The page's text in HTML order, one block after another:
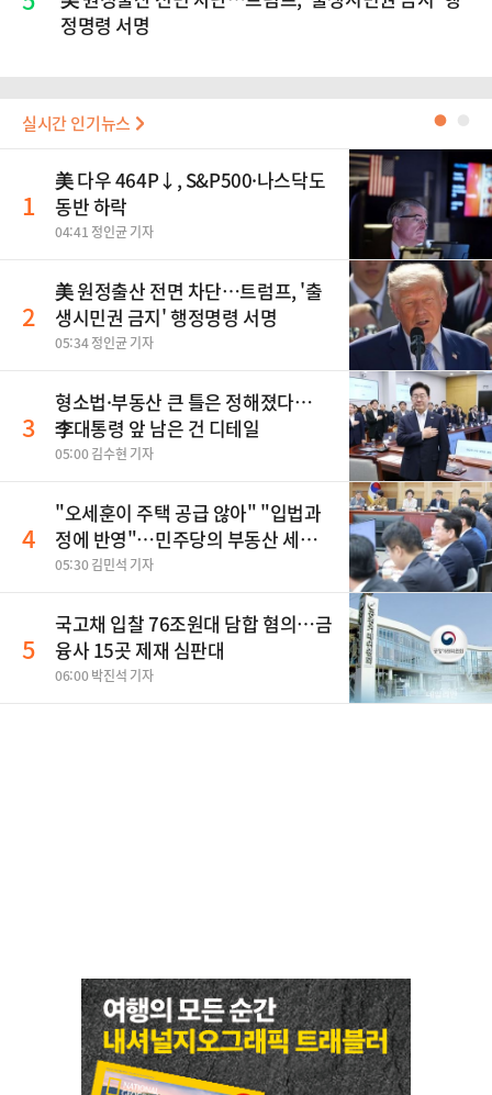
정명령 서명
실시간 인기뉴스 ●
1
美 다우 464P↓, S&P500·나스닥도
동반 하락
04:41 정인균 기자
2
美 원정출산 전면 차단…트럼프, '출
생시민권 금지' 행정명령 서명
05:34 정인균 기자
3
형소법·부동산 큰 틀은 정해졌다…
李대통령 앞 남은 건 디테일
05:00 김수현 기자
4
"오세훈이 주택 공급 않아" "입법과
정에 반영"…민주당의 부동산 세제
개편 해법은
05:30 김민석 기자
5
국고채 입찰 76조원대 담합 혐의…금
융사 15곳 제재 심판대
06:00 박진석 기자